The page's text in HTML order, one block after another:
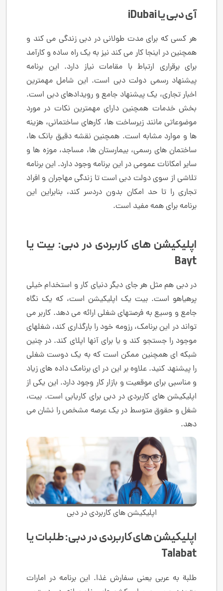
آی دبی یا iDubai
هر کسی که برای مدت طولانی در دبی زندگی می کند و
همچنین در اینجا کار می کند نیز به یک راه ساده و کارآمد
برای برقراری ارتباط با مقامات نیاز دارد. این برنامه
پیشنهاد رسمی دولت دبی است. این شامل مهمترین
اخبار تجاری، یک پیشنهاد جامع و رویدادهای دبی است.
بخش خدمات همچنین دارای مهمترین نکات در مورد
موضوعاتی مانند زیرساخت ها، کارهای ساختمانی، هزینه
ها و موارد مشابه است. همچنین نقشه دقیق بانک ها،
ساختمان های رسمی، بیمارستان ها، مساجد، موزه ها و
سایر امکانات عمومی در این برنامه وجود دارد. این برنامه
تلاشی از سوی دولت دبی است تا زندگی مهاجران و افراد
تجاری را تا حد امکان بدون دردسر کند، بنابراین این
برنامه برای همه مفید است.
اپلیکیشن های کاربردی در دبی: بیت یا
Bayt
در دبی هم مثل هر جای دیگر دنیای کار و استخدام خیلی
پرهیاهو است. بیت یک اپلیکیشن است، که یک نگاه
جامع و وسیع به فرصتهای شغلی ارائه می دهد. کاربر می
تواند در این برنامک، رزومه خود را بارگذاری کند، شغلهای
موجود را جستجو کند و یا برای آنها اپلای کند. در چنین
شبکه ای همچنین ممکن است که به یک دوست شغلی
را پیشنهد کنید. علاوه بر این در ای برنامک داده های زیاد
و مناسبی برای موقعیت و بازار کار وجود دارد. این یکی از
اپلیکیشن های کاربردی در دبی برای کاریابی است. بیت،
شغل و حقوق متوسط در یک عرصه مشخص را نشان می
دهد.
اپلیکیشن های کاربردی در دبی
اپلیکیشن های کاربردی در دبی: طلبات یا
Talabat
طلبة به عربی یعنی سفارش غذا. این برنامه در امارات